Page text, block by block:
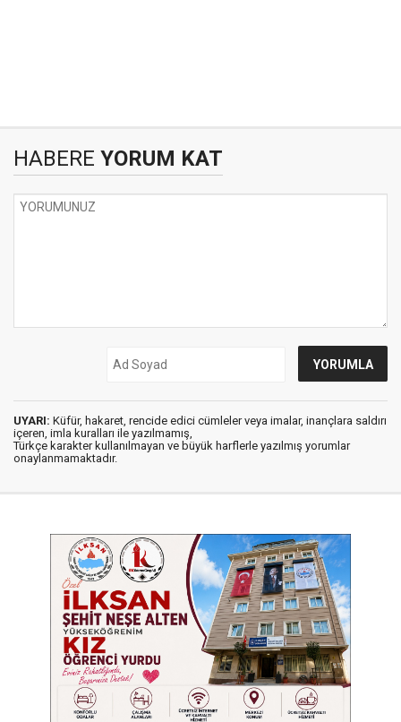
HABERE YORUM KAT
UYARI: Küfür, hakaret, rencide edici cümleler veya imalar, inançlara saldırı
içeren, imla kuralları ile yazılmamış,
Türkçe karakter kullanılmayan ve büyük harflerle yazılmış yorumlar
onaylanmamaktadır.